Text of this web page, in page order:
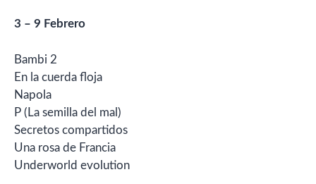
3 – 9 Febrero
Bambi 2
En la cuerda floja
Napola
P (La semilla del mal)
Secretos compartidos
Una rosa de Francia
Underworld evolution